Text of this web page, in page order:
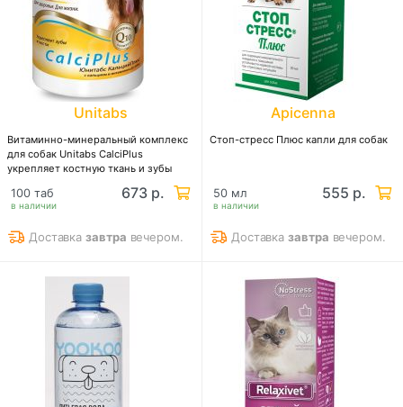
Unitabs
Витаминно-минеральный комплекс
для собак Unitabs CalciPlus
укрепляет костную ткань и зубы
в наличии
100 таб 673 р.
Доставказавтра вечером.
Apicenna
Стоп-стресс Плюс капли для собак
в наличии
50 мл 555 р.
Доставказавтра вечером.